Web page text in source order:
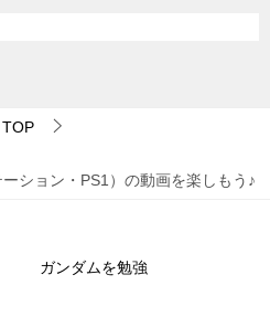
TOP
ション・PS1）の動画を楽しもう♪
ガンダムを勉強